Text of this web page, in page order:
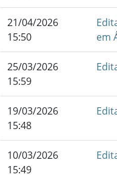
21/04/2026
15:50
em
25/03/2026
15:59
19/03/2026
15:48
10/03/2026
15:49